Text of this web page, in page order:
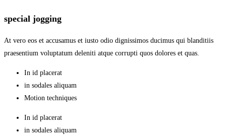
special jogging
At vero eos et accusamus et iusto odio dignissimos ducimus qui blanditiis
praesentium voluptatum deleniti atque corrupti quos dolores et quas.
In id placerat
in sodales aliquam
Motion techniques
In id placerat
in sodales aliquam